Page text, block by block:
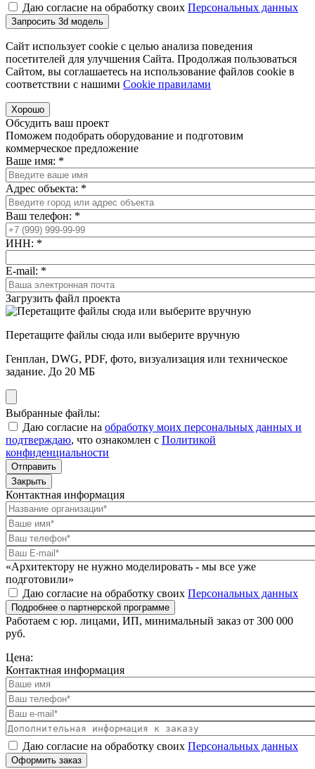
Даю согласие на обработку своих Персональных данных
Запросить 3d модель
Сайт использует cookie с целью анализа поведения
посетителей для улучшения Сайта. Продолжая пользоваться
Сайтом, вы соглашаетесь на использование файлов cookie в
соответствии с нашими Cookiе правилами
Хорошо
Обсудить ваш проект
Поможем подобрать оборудование и подготовим
коммерческое предложение
Ваше имя: *
Адрес объекта: *
Ваш телефон: *
ИНН: *
E-mail: *
Загрузить файл проекта
Перетащите файлы сюда или выберите вручную
Генплан, DWG, PDF, фото, визуализация или техническое
задание. До 20 МБ
Выбранные файлы:
Даю согласие на обработку моих персональных данных и
подтверждаю, что ознакомлен с Политикой
конфиденциальности
Отправить
Закрыть
Контактная информация
«Архитектору не нужно моделировать - мы все уже
подготовили»
Даю согласие на обработку своих Персональных данных
Подробнее о партнерской программе
Работаем с юр. лицами, ИП, минимальный заказ от 300 000
руб.
Цена:
Контактная информация
Даю согласие на обработку своих Персональных данных
Оформить заказ